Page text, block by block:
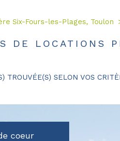
Six-Fours-les-Plages, Toulon
DE LOCATIONS
TROUVÉE(S) SELON VOS
coeur